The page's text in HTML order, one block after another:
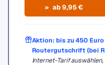
ab 9,95 €
Aktion: bis zu 450
Routergutschrift (bei
Internet-Tarif